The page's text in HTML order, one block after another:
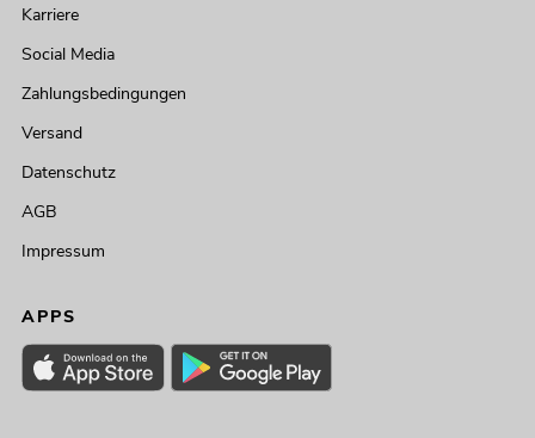
Karriere
Social Media
Zahlungsbedingungen
Versand
Datenschutz
AGB
Impressum
APPS